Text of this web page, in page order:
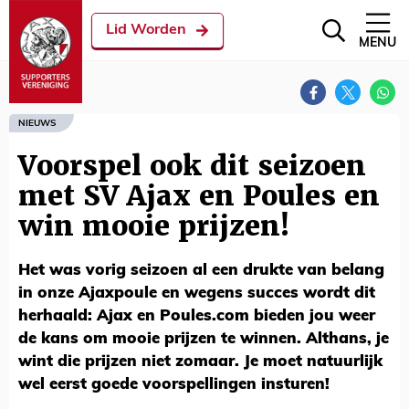
Lid Worden
MENU
NIEUWS
Voorspel ook dit seizoen
met SV Ajax en Poules en
win mooie prijzen!
Het was vorig seizoen al een drukte van belang
in onze Ajaxpoule en wegens succes wordt dit
herhaald: Ajax en Poules.com bieden jou weer
de kans om mooie prijzen te winnen. Althans, je
wint die prijzen niet zomaar. Je moet natuurlijk
wel eerst goede voorspellingen insturen!